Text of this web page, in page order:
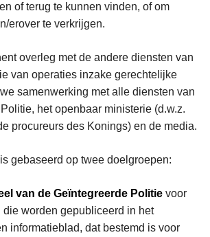
of terug te kunnen vinden, of om
erover te verkrijgen.
overleg met de andere diensten van
van operaties inzake gerechtelijke
samenwerking met alle diensten van
het openbaar ministerie (d.w.z.
procureurs des Konings) en de media.
gebaseerd op twee doelgroepen:
van de Geïntegreerde Politie voor
die worden gepubliceerd in het
informatieblad, dat bestemd is voor